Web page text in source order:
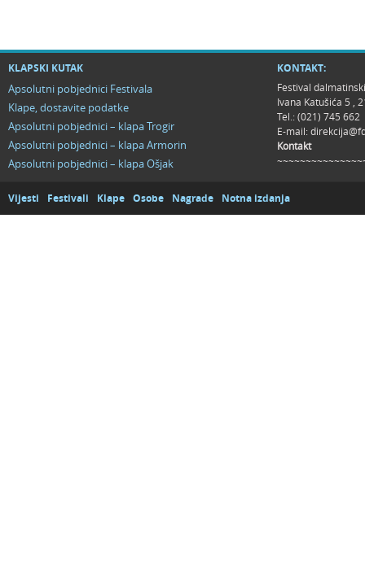
KLAPSKI KUTAK
Apsolutni pobjednici Festivala
Klape, dostavite podatke
Apsolutni pobjednici – klapa Trogir
Apsolutni pobjednici – klapa Armorin
Apsolutni pobjednici – klapa Ošjak
KONTAKT:
Festival
Ivana Katušića 5 ,
Tel.: (021) 745 662
E-mail:
Kontakt
Vijesti Festivali Klape Osobe Nagrade Notna izdanja